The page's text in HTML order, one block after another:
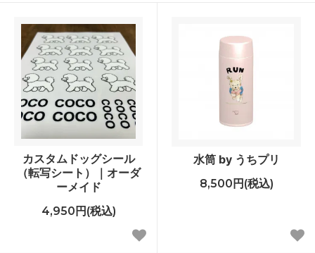
カスタムドッグシール
（転写シート）｜オーダ
ーメイド
4,950円(税込)
水筒 by うちプリ
8,500円(税込)